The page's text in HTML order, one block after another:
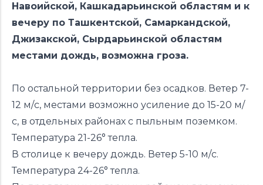
Навоийской, Кашкадарьинской областям и к
вечеру по Ташкентской, Самаркандской,
Джизакской, Сырдарьинской областям
местами дождь, возможна гроза.
По остальной территории без осадков. Ветер 7-
12 м/с, местами возможно усиление до 15-20 м/
с, в отдельных районах с пыльным поземком.
Температура 21-26° тепла.
В столице к вечеру дождь. Ветер 5-10 м/с.
Температура 24-26° тепла.